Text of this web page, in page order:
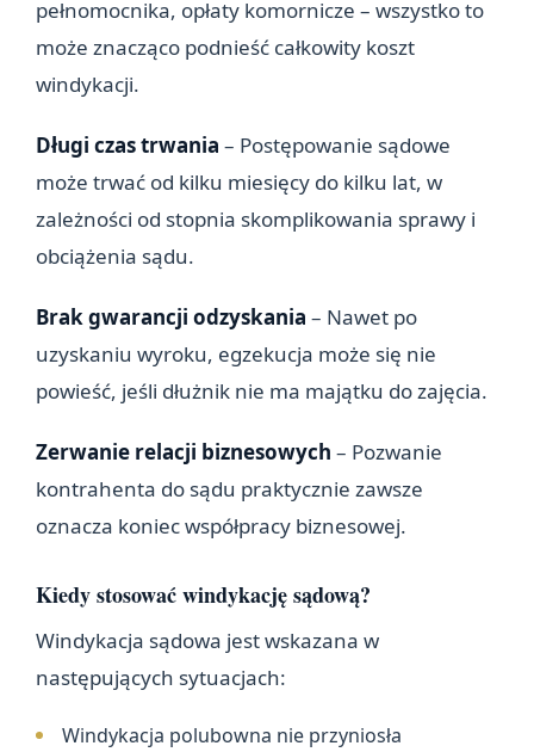
pełnomocnika, opłaty komornicze – wszystko to
może znacząco podnieść całkowity koszt
windykacji.
Długi czas trwania – Postępowanie sądowe
może trwać od kilku miesięcy do kilku lat, w
zależności od stopnia skomplikowania sprawy i
obciążenia sądu.
Brak gwarancji odzyskania – Nawet po
uzyskaniu wyroku, egzekucja może się nie
powieść, jeśli dłużnik nie ma majątku do zajęcia.
Zerwanie relacji biznesowych – Pozwanie
kontrahenta do sądu praktycznie zawsze
oznacza koniec współpracy biznesowej.
Kiedy stosować windykację sądową?
Windykacja sądowa jest wskazana w
następujących sytuacjach:
Windykacja polubowna nie przyniosła